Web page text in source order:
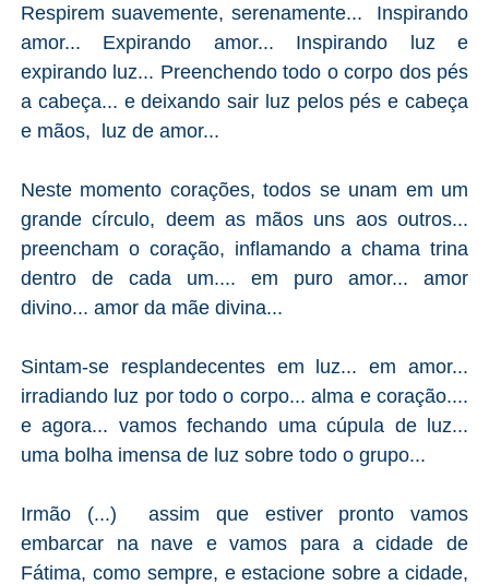
Respirem suavemente, serenamente... Inspirando
amor... Expirando amor... Inspirando luz e
expirando luz... Preenchendo todo o corpo dos pés
a cabeça... e deixando sair luz pelos pés e cabeça
e mãos, luz de amor...
Neste momento corações, todos se unam em um
grande círculo, deem as mãos uns aos outros...
preencham o coração, inflamando a chama trina
dentro de cada um.... em puro amor... amor
divino... amor da mãe divina...
Sintam-se resplandecentes em luz... em amor...
irradiando luz por todo o corpo... alma e coração....
e agora... vamos fechando uma cúpula de luz...
uma bolha imensa de luz sobre todo o grupo...
Irmão (...) assim que estiver pronto vamos
embarcar na nave e vamos para a cidade de
Fátima, como sempre, e estacione sobre a cidade,